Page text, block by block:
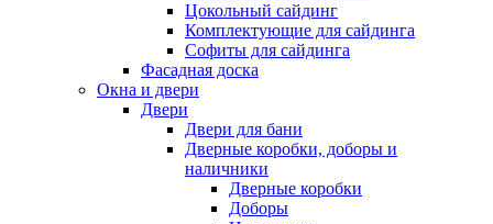
Цокольный сайдинг
Комплектующие для сайдинга
Софиты для сайдинга
Фасадная доска
Окна и двери
Двери
Двери для бани
Дверные коробки, доборы и
наличники
Дверные коробки
Доборы